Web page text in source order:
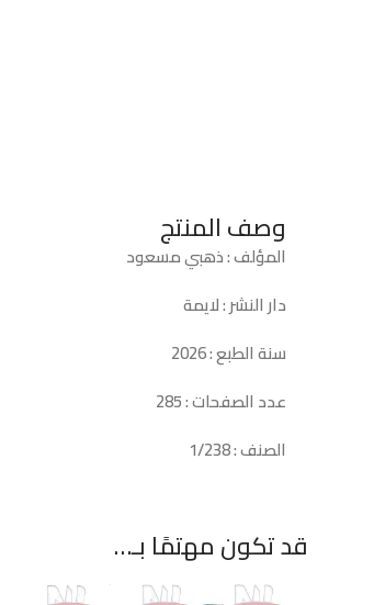
وصف المنتج
المؤلف : ذهبي مسعود
دار النشر : لايمة
سنة الطبع : 2026
عدد الصفحات : 285
الصنف : 1/238
قد تكون مهتمًا بـ…